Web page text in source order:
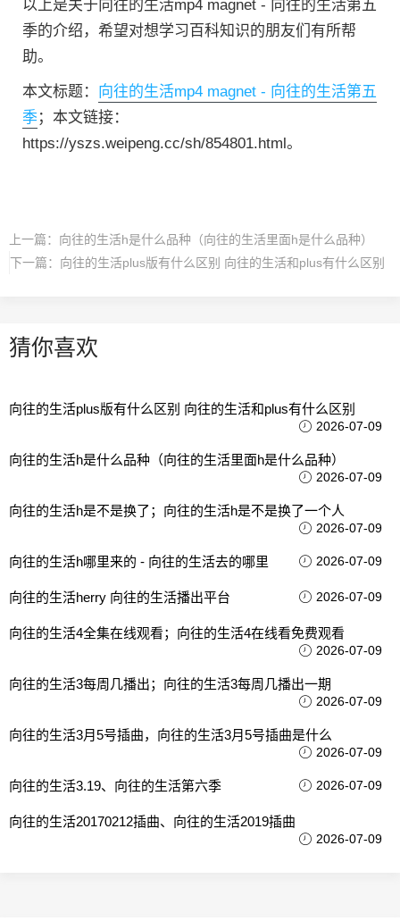
以上是关于向往的生活mp4 magnet - 向往的生活第五
季的介绍，希望对想学习百科知识的朋友们有所帮
助。
本文标题： 向往的生活mp4 magnet - 向往的生活第五
季 ；本文链接：
https://yszs.weipeng.cc/sh/854801.html。
上一篇： 向往的生活h是什么品种（向往的生活里面h是什么品种）
下一篇： 向往的生活plus版有什么区别 向往的生活和plus有什么区别
猜你喜欢
向往的生活plus版有什么区别 向往的生活和plus有什么区别
2026-07-09
向往的生活h是什么品种（向往的生活里面h是什么品种）
2026-07-09
向往的生活h是不是换了；向往的生活h是不是换了一个人
2026-07-09
向往的生活h哪里来的 - 向往的生活去的哪里 2026-07-09
向往的生活herry 向往的生活播出平台 2026-07-09
向往的生活4全集在线观看；向往的生活4在线看免费观看
2026-07-09
向往的生活3每周几播出；向往的生活3每周几播出一期
2026-07-09
向往的生活3月5号插曲，向往的生活3月5号插曲是什么
2026-07-09
向往的生活3.19、向往的生活第六季 2026-07-09
向往的生活20170212插曲、向往的生活2019插曲
2026-07-09